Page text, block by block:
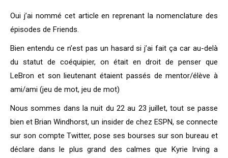
Oui j’ai nommé cet article en reprenant la nomenclature des
épisodes de Friends.
Bien entendu ce n’est pas un hasard si j’ai fait ça car au-delà
du statut de coéquipier, on était en droit de penser que
LeBron et son lieutenant étaient passés de mentor/élève à
ami/ami (jeu de mot, jeu de mot)
Nous sommes dans la nuit du 22 au 23 juillet, tout se passe
bien et Brian Windhorst, un insider de chez ESPN, se connecte
sur son compte Twitter, pose ses bourses sur son bureau et
déclare dans le plus grand des calmes que Kyrie Irving a